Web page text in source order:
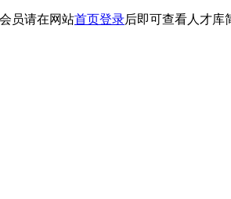
员请在网站首页登录后即可查看人才库